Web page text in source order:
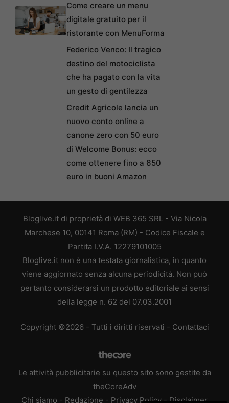
Come creare un menu
digitale gratuito per il
ristorante con MenuForma
Federico Venco: Il tragico
destino del motociclista
che ha pagato con la vita
un gesto di gentilezza
Credit Agricole lancia un
nuovo conto online a
canone zero con 50 euro
di Welcome Bonus: ecco
come ottenere fino a 650
euro in buoni Amazon
Bloglive.it di proprietà di WEB 365 SRL - Via Nicola
Marchese 10, 00141 Roma (RM) - Codice Fiscale e
Partita I.V.A. 12279101005
Bloglive.it non è una testata giornalistica, in quanto
viene aggiornato senza alcuna periodicità. Non può
pertanto considerarsi un prodotto editoriale ai sensi
della legge n. 62 del 07.03.2001
Copyright ©2026 - Tutti i diritti riservati - Contattaci
Le attività pubblicitarie su questo sito sono gestite da
theCoreAdv
Chi siamo - Redazione - Privacy Policy - Disclaimer